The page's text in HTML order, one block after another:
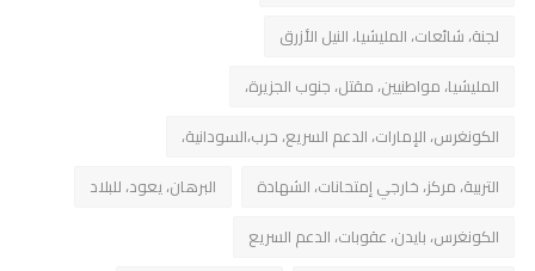
لجنة، شائعات، المليشيا، النيل الأزرق
المليشيا، مواطنيين، مقتل، جنوب الجزيرة،
الكونغرس، الإمارات، الدعم السريع، حرب،السودانية،
التربية، مركز، خارجي إمتحانات، الشهادة
البرهان، يعود، للبلاد
الكونغرس، بايدن، عقوبات، الدعم السريع